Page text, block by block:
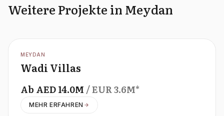
Weitere Projekte in Meydan
OFFPLAN
MEYDAN
Wadi Villas
Ab AED14.0M / EUR3.6M*
MEHR ERFAHREN